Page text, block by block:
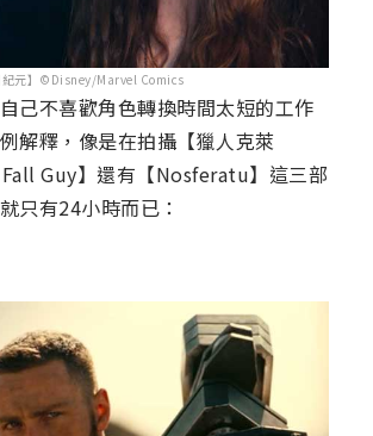
紀元】©Disney/Marvel Comics
己不喜歡角色轉換時間太短的工作
解釋，像是在拍攝【獵人克萊
Guy】還有【Nosferatu】這三部
只有24小時而已：